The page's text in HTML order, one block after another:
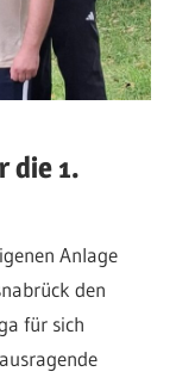
die 1.
Anlage
den
für sich